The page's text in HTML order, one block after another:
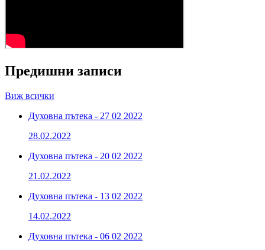
Предишни записи
Виж всички
Духовна пътека - 27 02 2022
28.02.2022
Духовна пътека - 20 02 2022
21.02.2022
Духовна пътека - 13 02 2022
14.02.2022
Духовна пътека - 06 02 2022